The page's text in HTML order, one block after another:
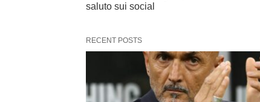
saluto sui social
RECENT POSTS